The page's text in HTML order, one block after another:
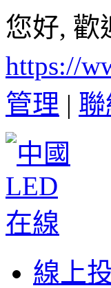
您好, 歡
https://
管理 |
線上